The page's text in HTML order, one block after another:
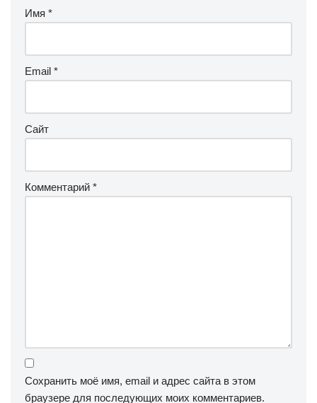
Имя *
Email *
Сайт
Комментарий *
Сохранить моё имя, email и адрес сайта в этом
браузере для последующих моих комментариев.